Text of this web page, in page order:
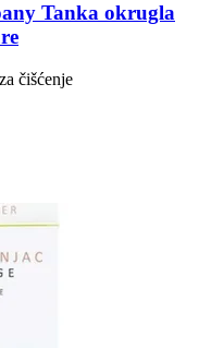
Tanka okrugla
čišćenje